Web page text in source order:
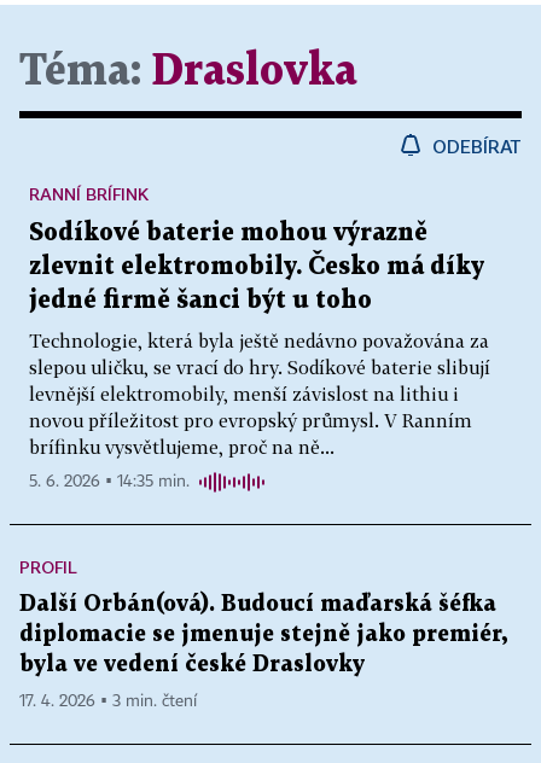
Téma: Draslovka
ODEBÍRAT
Sodíkové baterie mohou výrazně
zlevnit elektromobily. Česko má díky
jedné firmě šanci být u toho
Technologie, která byla ještě nedávno považována za
slepou uličku, se vrací do hry. Sodíkové baterie slibují
levnější elektromobily, menší závislost na lithiu i
novou příležitost pro evropský průmysl. V Ranním
brífinku vysvětlujeme, proč na ně...
RANNÍ BRÍFINK
5. 6. 2026 ▪ 14:35 min.
PROFIL
Další Orbán(ová). Budoucí maďarská šéfka
diplomacie se jmenuje stejně jako premiér,
byla ve vedení české Draslovky
17. 4. 2026 ▪ 3 min. čtení